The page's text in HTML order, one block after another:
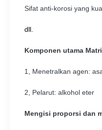
Sifat anti-korosi yang
dll.
Komponen utama
1, Menetralkan agen:
2, Pelarut: alkohol eter
Mengisi proporsi dan